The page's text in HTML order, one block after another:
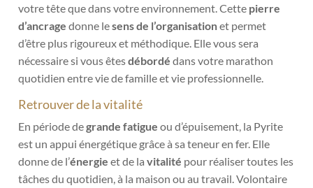
votre tête que dans votre environnement. Cette pierre
d’ancrage donne lesens de l’organisationet permet
d’être plus rigoureux et méthodique. Elle vous sera
nécessaire si vous êtesdébordé dans votre marathon
quotidien entre vie de famille et vie professionnelle.
Retrouver de la vitalité
En période degrande fatigueoud’épuisement, la Pyrite
est un appui énergétique grâce à sa teneur en fer. Elle
donne de l’énergieet de lavitalité pour réaliser toutes les
tâches du quotidien, à la maison ou au travail. Volontaire